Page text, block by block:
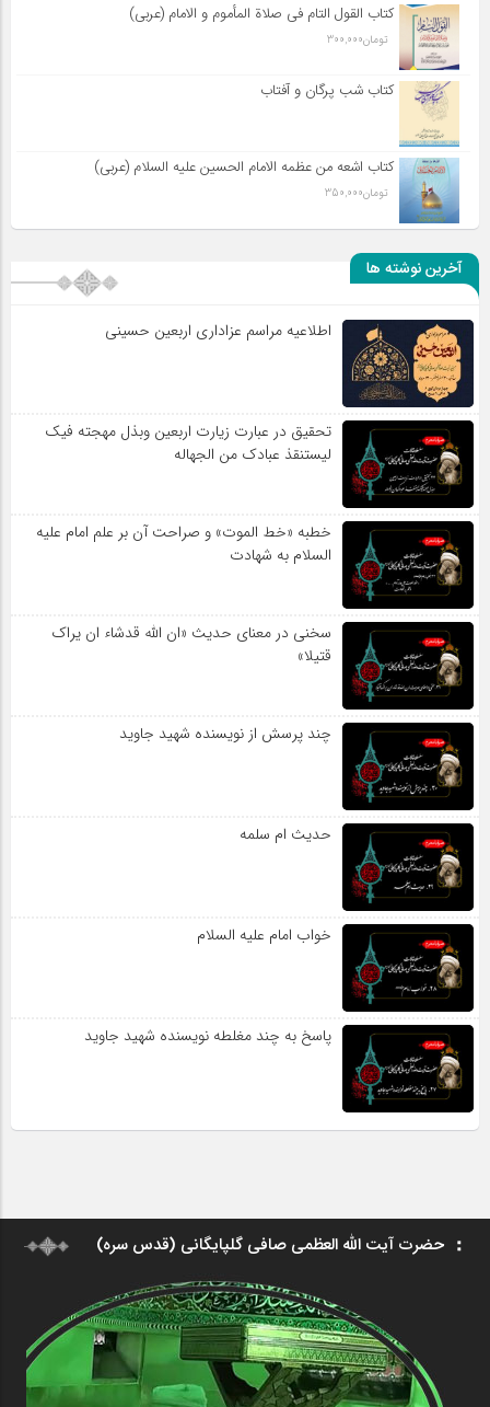
کتاب القول التام فی صلاة المأموم و الامام (عربی)
تومان300,000
کتاب شب پرگان و آفتاب
کتاب اشعه من عظمه الامام الحسین علیه السلام (عربی)
تومان350,000
آخرین نوشته ها
اطلاعیه مراسم عزاداری اربعین حسینی
تحقیق در عبارت زیارت اربعین وبذل مهجته فیک
لیستنقذ عبادک من الجهاله
خطبه «خط الموت» و صراحت آن بر علم امام علیه
السلام به شهادت
سخنی در معنای حدیث «ان الله قدشاء ان یراک
قتیلا»
چند پرسش از نویسنده شهید جاوید
حدیث ام سلمه
خواب امام علیه السلام
پاسخ به چند مغلطه نویسنده شهید جاوید
حضرت آیت الله العظمی صافی گلپایگانی (قدس سره)